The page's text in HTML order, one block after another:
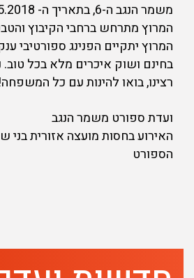
משמר הנגב ה-6, בתאריך ה- 26.5.2018.
המרוץ מתרחש ברחבי הקיבוץ
המרוץ יתקיים הפנינג ספורטיבי
בחינם ושוק איכרים מלא בכל
רצינו, בואו להינות עם כל המשפחה!
ועדת ספורט משמר הנגב
האירוע בחסות מועצה אזורית
הספורט